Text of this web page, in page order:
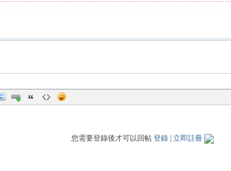
您需要登錄後才可以回帖 登錄| 立即註冊